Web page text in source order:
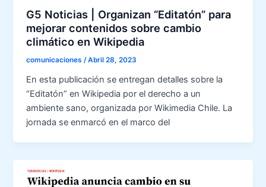
G5 Noticias | Organizan “Editatón” para
mejorar contenidos sobre cambio
climático en Wikipedia
comunicaciones/Abril 28, 2023
En esta publicación se entregan detalles sobre la
“Editatón” en Wikipedia por el derecho a un
ambiente sano, organizada por Wikimedia Chile. La
jornada se enmarcó en el marco del